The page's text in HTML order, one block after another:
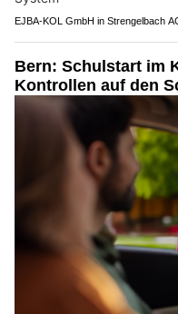
EJBA-KOL GmbH in Strengelbach
Bern: Schulstart im
Kontrollen auf den